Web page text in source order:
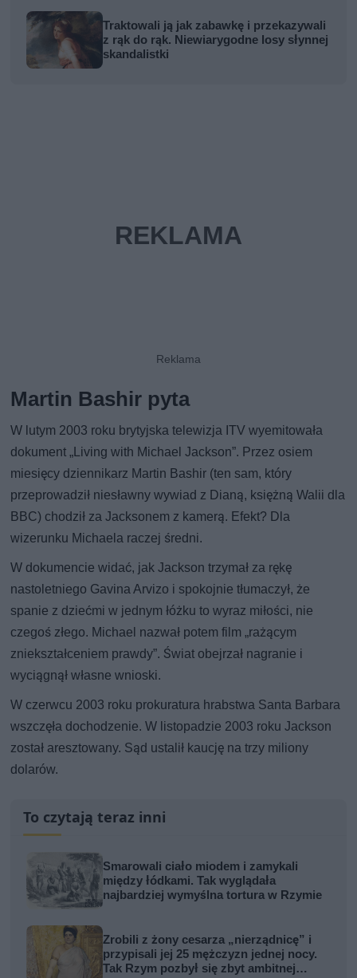
Traktowali ją jak zabawkę i przekazywali
z rąk do rąk. Niewiarygodne losy słynnej
skandalistki
Martin Bashir pyta
W lutym 2003 roku brytyjska telewizja ITV wyemitowała
dokument „Living with Michael Jackson”. Przez osiem
miesięcy dziennikarz Martin Bashir (ten sam, który
przeprowadził niesławny wywiad z Dianą, księżną Walii dla
BBC) chodził za Jacksonem z kamerą. Efekt? Dla
wizerunku Michaela raczej średni.
W dokumencie widać, jak Jackson trzymał za rękę
nastoletniego Gavina Arvizo i spokojnie tłumaczył, że
spanie z dziećmi w jednym łóżku to wyraz miłości, nie
czegoś złego. Michael nazwał potem film „rażącym
zniekształceniem prawdy”. Świat obejrzał nagranie i
wyciągnął własne wnioski.
W czerwcu 2003 roku prokuratura hrabstwa Santa Barbara
wszczęła dochodzenie. W listopadzie 2003 roku Jackson
został aresztowany. Sąd ustalił kaucję na trzy miliony
dolarów.
To czytają teraz inni
Smarowali ciało miodem i zamykali
między łódkami. Tak wyglądała
najbardziej wymyślna tortura w Rzymie
Zrobili z żony cesarza „nierządnicę” i
przypisali jej 25 mężczyzn jednej nocy.
Tak Rzym pozbył się zbyt ambitnej